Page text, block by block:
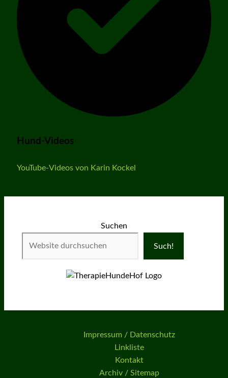
Hund-Videos
YouTube-Videos von Karin Kockel
Suchen
Such!
Impressum / Datenschutz
Linkliste
Kontakt
Archiv / Sitemap